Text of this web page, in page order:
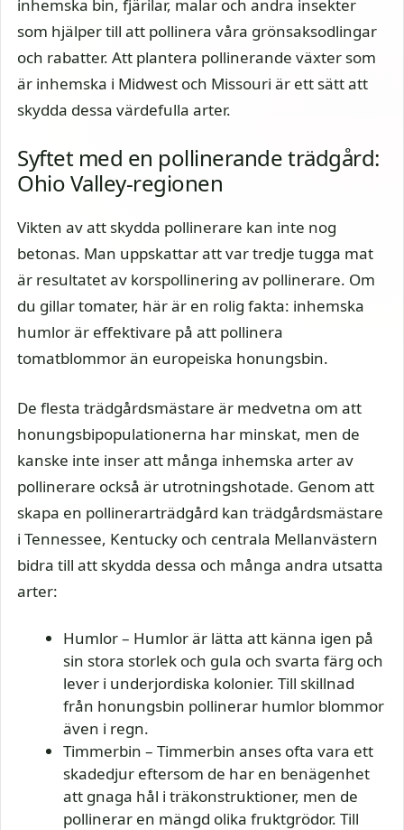
inhemska bin, fjärilar, malar och andra insekter
som hjälper till att pollinera våra grönsaksodlingar
och rabatter. Att plantera pollinerande växter som
är inhemska i Midwest och Missouri är ett sätt att
skydda dessa värdefulla arter.
Syftet med en pollinerande trädgård:
Ohio Valley-regionen
Vikten av att skydda pollinerare kan inte nog
betonas. Man uppskattar att var tredje tugga mat
är resultatet av korspollinering av pollinerare. Om
du gillar tomater, här är en rolig fakta: inhemska
humlor är effektivare på att pollinera
tomatblommor än europeiska honungsbin.
De flesta trädgårdsmästare är medvetna om att
honungsbipopulationerna har minskat, men de
kanske inte inser att många inhemska arter av
pollinerare också är utrotningshotade. Genom att
skapa en pollinerarträdgård kan trädgårdsmästare
i Tennessee, Kentucky och centrala Mellanvästern
bidra till att skydda dessa och många andra utsatta
arter:
Humlor – Humlor är lätta att känna igen på
sin stora storlek och gula och svarta färg och
lever i underjordiska kolonier. Till skillnad
från honungsbin pollinerar humlor blommor
även i regn.
Timmerbin – Timmerbin anses ofta vara ett
skadedjur eftersom de har en benägenhet
att gnaga hål i träkonstruktioner, men de
pollinerar en mängd olika fruktgrödor. Till